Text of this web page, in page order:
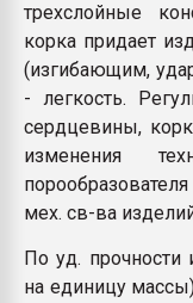
трехслойные
корка придает
(изгибающим,
- легкость.
сердцевины,
изменения
мех. св-ва
По уд. прочности
на единицу